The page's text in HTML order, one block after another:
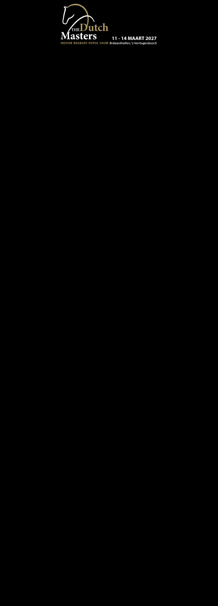
Terug naar hoofdinhoud
13 - 16 MAART 2024